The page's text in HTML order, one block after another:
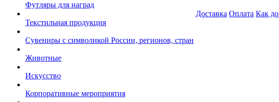
Футляры для наград
Текстильная продукция
Сувениры с символикой России, регионов, стран
Животные
Искусство
Корпоративные мероприятия
Доставка Оплата Как до